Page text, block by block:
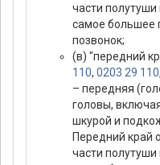
части
самое большее
позвонок;
(в) "передний
110, 0203 29 110,
– передняя
головы,
шкурой и
Передний край
части